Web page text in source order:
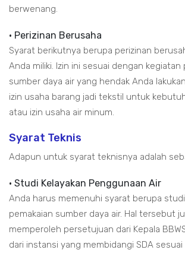
berwenang.
• Perizinan Berusaha
Syarat berikutnya berupa perizinan
Anda miliki. Izin ini sesuai dengan kegiatan
sumber daya air yang hendak Anda
izin usaha barang jadi tekstil untuk
atau izin usaha air minum.
Syarat Teknis
Adapun untuk syarat teknisnya adalah
• Studi Kelayakan Penggunaan Air
Anda harus memenuhi syarat berupa
pemakaian sumber daya air. Hal tersebut
memperoleh persetujuan dari Kepala
dari instansi yang membidangi SDA